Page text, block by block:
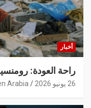
أخبار
راحة العودة:
26 يونيو 2026 Arabia